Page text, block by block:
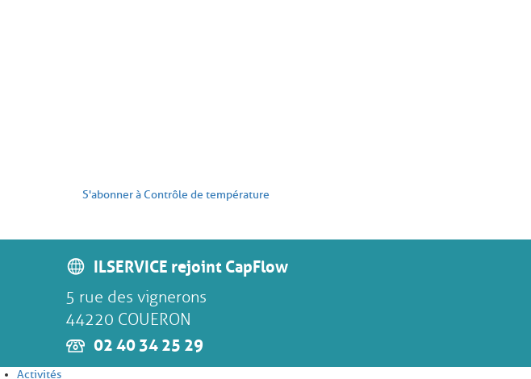
S'abonner à Contrôle de température
ILSERVICE rejoint CapFlow
5 rue des vignerons
44220 COUERON
02 40 34 25 29
Activités